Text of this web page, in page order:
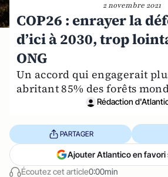
2 novembre 2021
COP26 : enrayer la
d’ici à 2030, trop
ONG
Un accord qui engagerait
abritant 85% des forêts
Rédaction
Écoutez cet article0:00min
PARTAGER
Ajouter Atlantico en favori